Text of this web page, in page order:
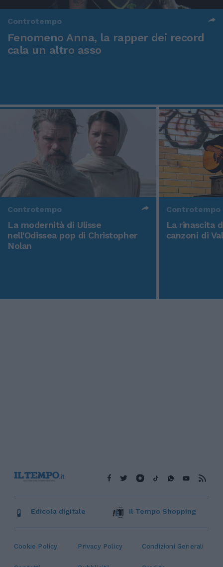
Controtempo
Fenomeno Anna, la rapper dei record
cala un altro asso
Controtempo
La modernità di Ulisse
nell'Odissea pop di Christopher
Nolan
Controtempo
La rinascita
canzoni di
Cookie Policy Privacy Policy Condizioni Generali
Edicola digitale Il Tempo Shopping